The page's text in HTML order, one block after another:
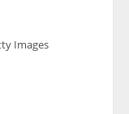
Images